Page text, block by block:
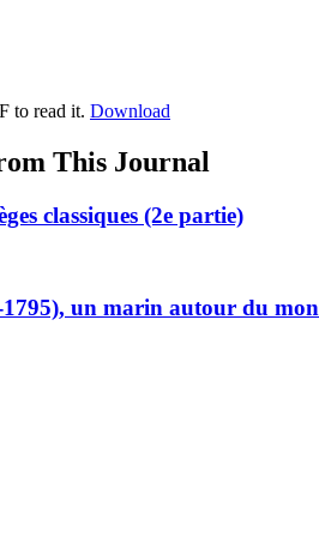
to read it. Download
This Journal
classiques (2e partie)
un marin autour du